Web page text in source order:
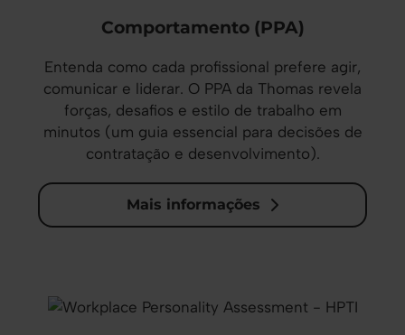
Comportamento (PPA)
Entenda como cada profissional prefere agir,
comunicar e liderar. O PPA da Thomas revela
forças, desafios e estilo de trabalho em
minutos (um guia essencial para decisões de
contratação e desenvolvimento).
Mais informações